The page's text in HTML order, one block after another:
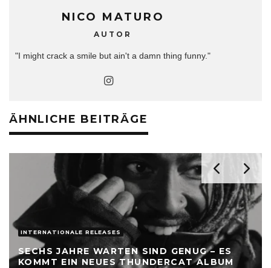
NICO MATURO
AUTOR
"I might crack a smile but ain't a damn thing funny."
ÄHNLICHE BEITRÄGE
INTERNATIONALE RELEASES
SECHS JAHRE WARTEN SIND GENUG – ES
KOMMT EIN NEUES THUNDERCAT ALBUM